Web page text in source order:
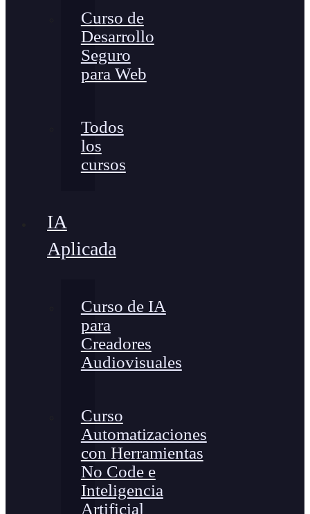
Curso de
Desarrollo
Seguro
para Web
Todos
los
cursos
IA
Aplicada
Curso de IA
para
Creadores
Audiovisuales
Curso
Automatizaciones
con Herramientas
No Code e
Inteligencia
Artificial